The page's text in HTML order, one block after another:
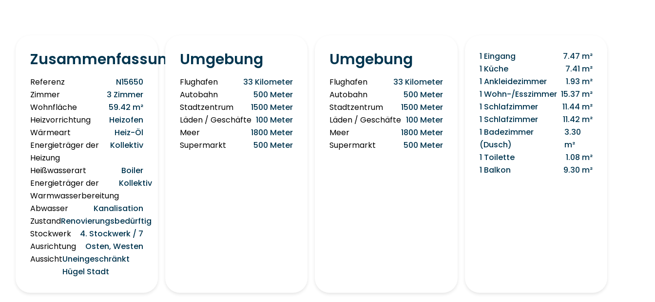
Zusammenfassung
Referenz
N15650
Zimmer
3 Zimmer
Wohnfläche
59.42 m²
Heizvorrichtung
Heizofen
Wärmeart
Heiz-Öl
Energieträger der
Heizung
Kollektiv
Heißwasserart
Boiler
Energieträger der
Warmwasserbereitung
Kollektiv
Abwasser
Kanalisation
ZustandRenovierungsbedürftig
Stockwerk
4. Stockwerk / 7
Ausrichtung
Osten, Westen
AussichtUneingeschränkt
Hügel Stadt
Umgebung
Flughafen
33 Kilometer
Autobahn
500 Meter
Stadtzentrum
1500 Meter
Läden / Geschäfte 100 Meter
Meer
1800 Meter
Supermarkt
500 Meter
Umgebung
Flughafen
33 Kilometer
Autobahn
500 Meter
Stadtzentrum
1500 Meter
Läden / Geschäfte 100 Meter
Meer
1800 Meter
Supermarkt
500 Meter
1 Eingang
7.47 m²
1 Küche
7.41 m²
1 Ankleidezimmer
1.93 m²
1 Wohn-/Esszimmer 15.37 m²
1 Schlafzimmer
11.44 m²
1 Schlafzimmer
11.42 m²
1 Badezimmer
(Dusch)
3.30
m²
1 Toilette
1.08 m²
1 Balkon
9.30 m²